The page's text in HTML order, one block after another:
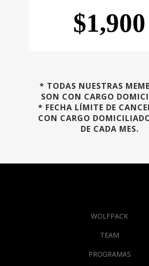
$1,900
* TODAS NUESTRAS
SON CON CARGO
* FECHA LÍMITE DE
CON CARGO
DE CADA MES.
WOLFPACK
TEAM
PROGRAMAS